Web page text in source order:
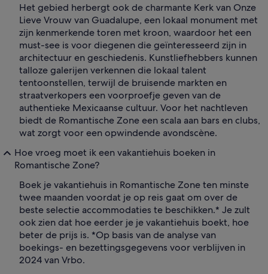
Het gebied herbergt ook de charmante Kerk van Onze
Lieve Vrouw van Guadalupe, een lokaal monument met
zijn kenmerkende toren met kroon, waardoor het een
must-see is voor diegenen die geïnteresseerd zijn in
architectuur en geschiedenis. Kunstliefhebbers kunnen
talloze galerijen verkennen die lokaal talent
tentoonstellen, terwijl de bruisende markten en
straatverkopers een voorproefje geven van de
authentieke Mexicaanse cultuur. Voor het nachtleven
biedt de Romantische Zone een scala aan bars en clubs,
wat zorgt voor een opwindende avondscène.
Hoe vroeg moet ik een vakantiehuis boeken in
Romantische Zone?
Boek je vakantiehuis in Romantische Zone ten minste
twee maanden voordat je op reis gaat om over de
beste selectie accommodaties te beschikken.* Je zult
ook zien dat hoe eerder je je vakantiehuis boekt, hoe
beter de prijs is. *Op basis van de analyse van
boekings- en bezettingsgegevens voor verblijven in
2024 van Vrbo.